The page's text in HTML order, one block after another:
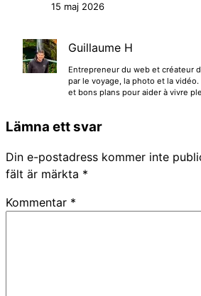
15 maj 2026
Guillaume H
Entrepreneur du web et créateur
par le voyage, la photo et la
et bons plans pour aider à vivre
Lämna ett svar
Din e-postadress kommer inte
fält är märkta *
Kommentar *